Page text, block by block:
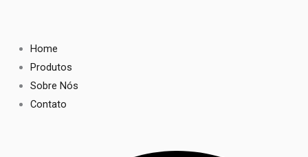
Home
Produtos
Sobre Nós
Contato